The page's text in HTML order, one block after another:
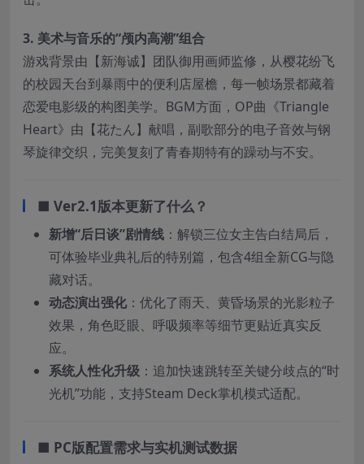
​3. 美术与音乐的“颅内高潮”组合​
游戏背景由【新海诚】团队御用画师监修，从樱花纷飞
的校园天台到暴雨中的便利店屋檐，每一帧场景都藏着
恋爱电影级的构图美学。BGM方面，OP曲《Triangle
Heart》由【花たん】献唱，副歌部分的电子音效与钢
琴旋律交织，完美复刻了青春期特有的躁动与不安。
■ ​ ​Ver2.1版本更新了什么？​
​新增“后日谈”剧情线​ ​：解锁三位女主告白结局后，
可体验毕业典礼后的特别篇，包含4组全新CG与隐
藏对话。
​动态演出强化​​：优化了雨天、黄昏场景的光影粒子
效果，角色眨眼、呼吸频率等细节更贴近真实反
应。
​系统人性化升级​ ​：追加快速跳转至关键分歧点的“时
光机”功能，支持Steam Deck掌机模式适配。
■ ​ ​PC版配置需求与实机测试数据​